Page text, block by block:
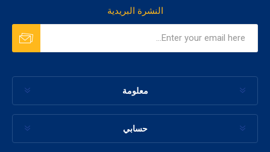
النشرة البريدية
معلومة
حسابي